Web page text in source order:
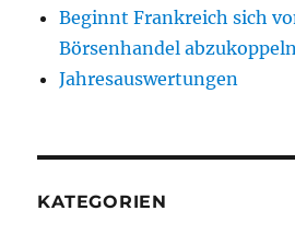
Beginnt Frankreich sich
Börsenhandel
Jahresauswertungen
KATEGORIEN